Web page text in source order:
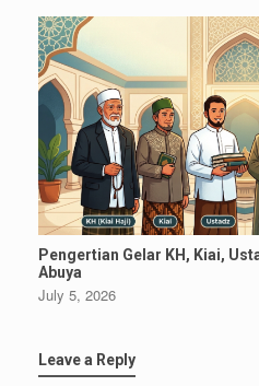
Pengertian Gelar KH, Kiai,
Abuya
July 5, 2026
Leave a Reply